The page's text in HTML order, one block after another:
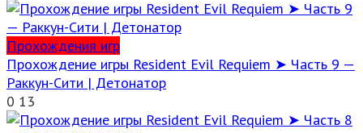
Прохождения игр
Прохождение игры Resident Evil Requiem ➤ Часть 9 —
Раккун-Сити | Детонатор
0 13